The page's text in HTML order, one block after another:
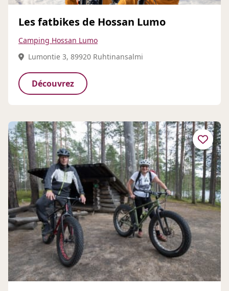
Les fatbikes de Hossan Lumo
Camping Hossan Lumo
Lumontie 3, 89920 Ruhtinansalmi
Découvrez